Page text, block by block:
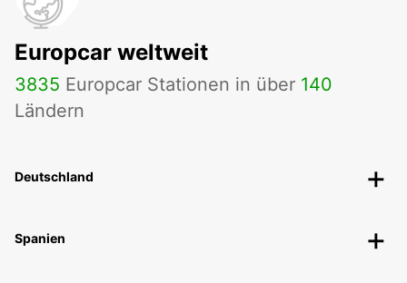
Europcar weltweit
3835 Europcar Stationen in über 140
Ländern
Deutschland
Spanien